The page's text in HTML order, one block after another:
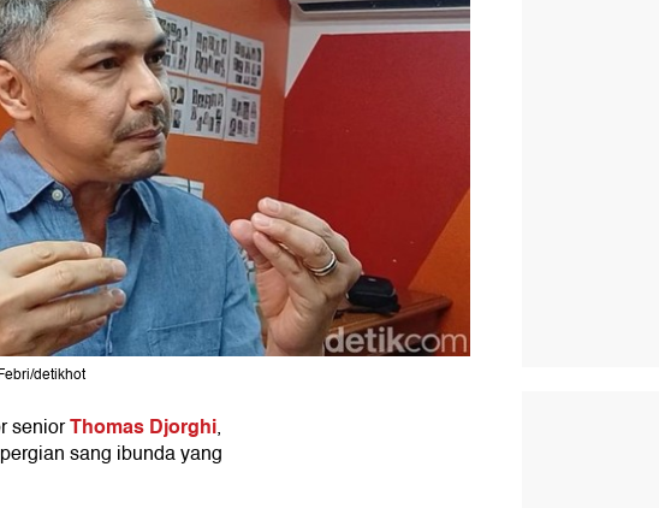
detikhot
seniorThomas Djorghi,
sang ibunda yang